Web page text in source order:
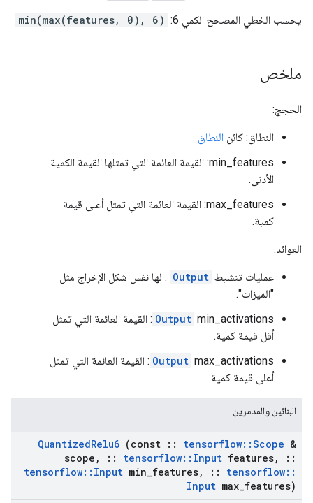
يحسب الخطي المصحح الكمي 6: min(max(features, 0), 6)
ملخص
الحجج:
النطاق: كائن النطاق
min_features: القيمة العائمة التي تمثلها القيمة الكمية
الأدنى.
max_features: القيمة العائمة التي تمثل أعلى قيمة
كمية.
العوائد:
عمليات تنشيط Output : لها نفس شكل الإخراج مثل
"الميزات".
Output min_activations: القيمة العائمة التي تمثل
أقل قيمة كمية.
Output max_activations: القيمة العائمة التي تمثل
أعلى قيمة كمية.
البنائين والمدمرين
QuantizedRelu6 (const :: tensorflow::Scope &
scope , :: tensorflow:: Input features,
::
tensorflow:: Input min features, :: tensorflow::
Input max features)